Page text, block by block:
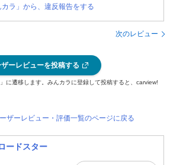
カラ」から、違反報告をする
次のレビュー
ーレビューを投稿する
に遷移します。みんカラに登録して投稿すると、carview!
ザーレビュー・評価一覧のページに戻る
ードスター